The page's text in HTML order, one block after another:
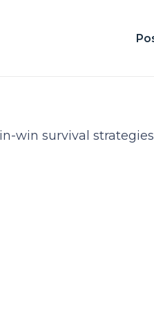
win survival